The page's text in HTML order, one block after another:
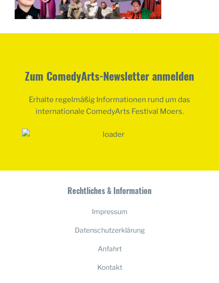
Zum ComedyArts-Newsletter anmelden
Erhalte regelmäßig Informationen rund um das
internationale ComedyArts Festival Moers.
Rechtliches & Information
Impressum
Datenschutzerklärung
Anfahrt
Kontakt